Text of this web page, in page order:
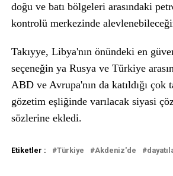
doğu ve batı bölgeleri arasındaki
kontrolü merkezinde
Takıyye, Libya'nın önündeki en
seçeneğin ya Rusya ve Türkiye
ABD ve Avrupa'nın da katıldığı çok
gözetim eşliğinde varılacak siyasi
sözlerine ekledi.
Etiketler : Türkiye Akdeniz'de